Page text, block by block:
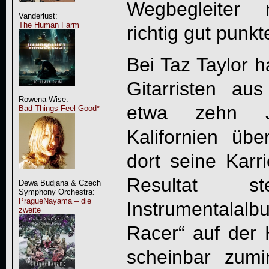
Vanderlust:
The Human Farm
Rowena Wise:
Bad Things Feel Good*
Dewa Budjana & Czech
Symphony Orchestra:
PragueNayama – die
zweite
Wegbegleiter
richtig gut
Bei Taz Taylor
Gitarristen
etwa zehn
Kalifornien
dort seine
Resultat
Racer“ auf der
scheinbar